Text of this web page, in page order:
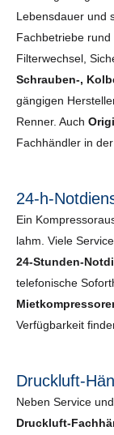
Lebensdauer und
Fachbetriebe
Filterwechsel,
Schrauben-,
gängigen
Renner. Auch
Fachhändler in der
24-h-
Ein
lahm. Viele
24-Stunden-
telefonische
Verfügbarkeit
Druckluft-
Neben Service
Druckluft-